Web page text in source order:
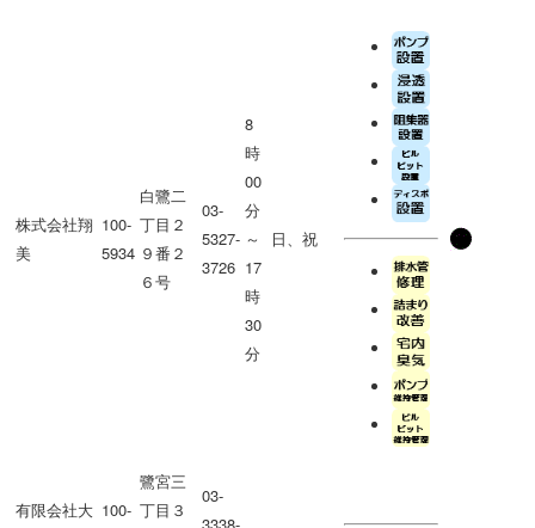
株式会社翔
美
100-
5934
白鷺二
丁目２
９番２
６号
03-
5327-
3726
8
時
00
分
～
17
時
30
分
日、祝
有限会社大 100-
鷺宮三
丁目３
03-